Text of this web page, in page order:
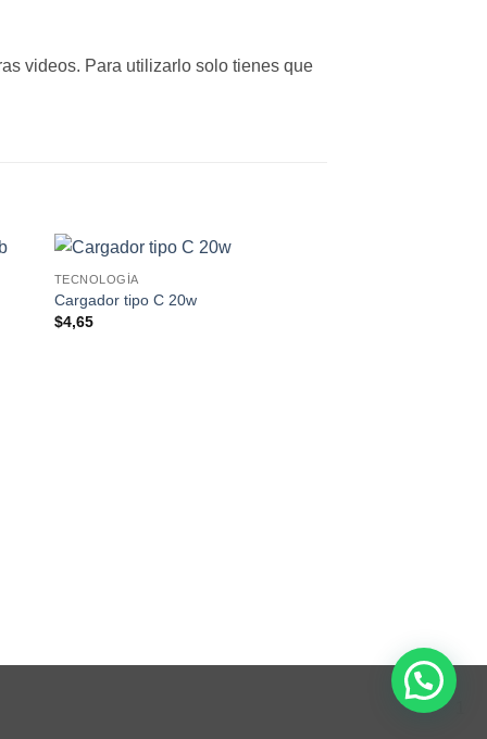
videos. Para utilizarlo solo tienes que
TECNOLOGÍA
Cargador tipo C 20w
$4,65